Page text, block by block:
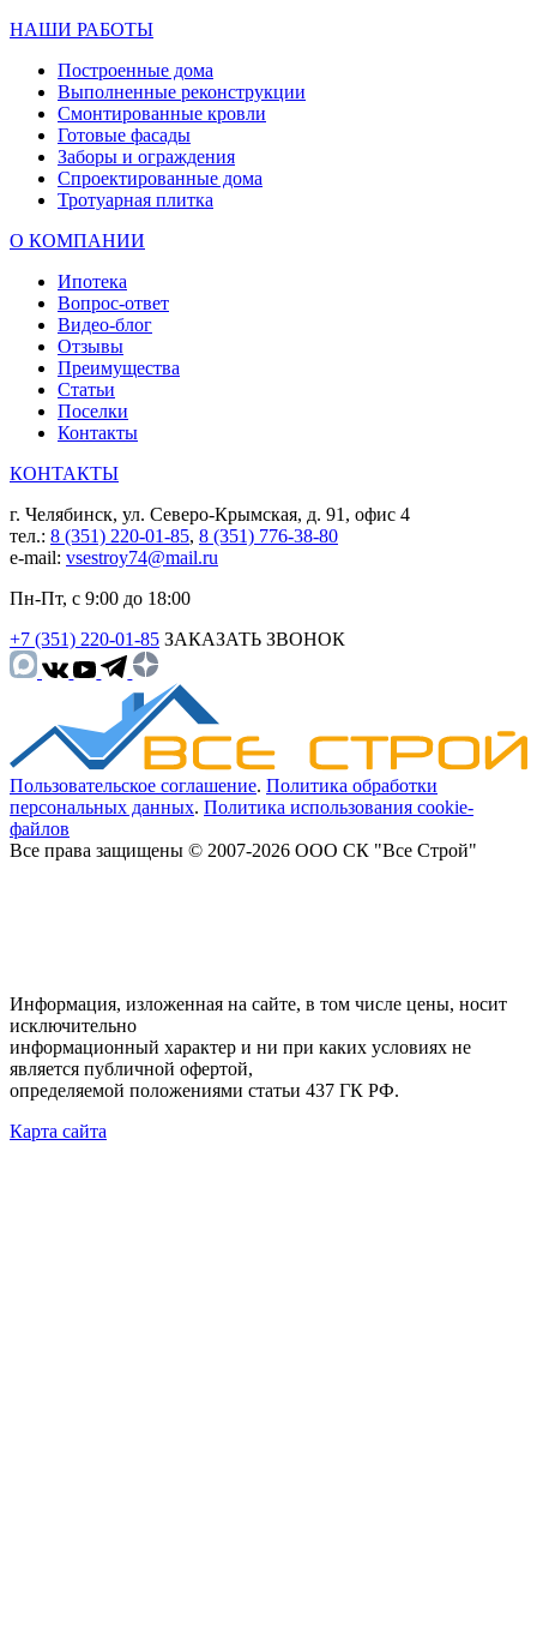
НАШИ РАБОТЫ
Построенные дома
Выполненные реконструкции
Смонтированные кровли
Готовые фасады
Заборы и ограждения
Спроектированные дома
Тротуарная плитка
О КОМПАНИИ
Ипотека
Вопрос-ответ
Видео-блог
Отзывы
Преимущества
Статьи
Поселки
Контакты
КОНТАКТЫ
г. Челябинск, ул. Северо-Крымская, д. 91, офис 4
тел.: 8 (351) 220-01-85, 8 (351) 776-38-80
e-mail: vsestroy74@mail.ru
Пн-Пт, с 9:00 до 18:00
+7 (351) 220-01-85 ЗАКАЗАТЬ ЗВОНОК
Пользовательское соглашение. Политика обработки
персональных данных. Политика использования cookie-
файлов
Все права защищены © 2007-2026 ООО СК "Все Строй"
Информация, изложенная на сайте, в том числе цены, носит
исключительно
информационный характер и ни при каких условиях не
является публичной офертой,
определяемой положениями статьи 437 ГК РФ.
Карта сайта